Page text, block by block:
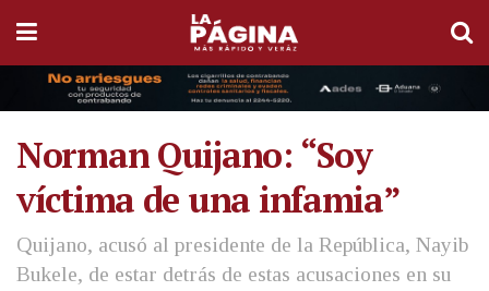
Norman Quijano: “Soy
víctima de una infamia”
Quijano, acusó al presidente de la República, Nayib
Bukele, de estar detrás de estas acusaciones en su